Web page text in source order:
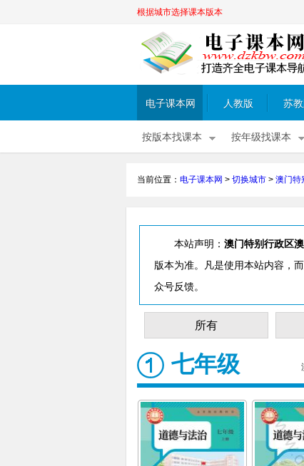
根据城市选择课本版本
电子课本网 人教版 苏教
按版本找课本 按年级找课本
当前位置： 电子课本网 > 切换城市 > 澳门特
本站声明： 澳门特别行政区
版本为准。凡是使用本站内容，
众号反馈。
所有
七年级